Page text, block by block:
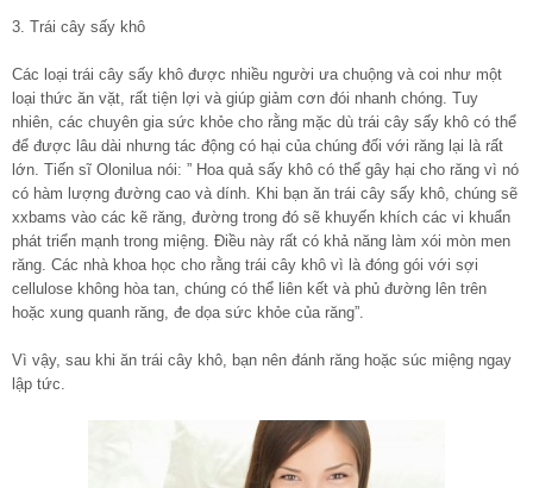
3. Trái cây sấy khô
Các loại trái cây sấy khô được nhiều người ưa chuộng và coi như một
loại thức ăn vặt, rất tiện lợi và giúp giảm cơn đói nhanh chóng. Tuy
nhiên, các chuyên gia sức khỏe cho rằng mặc dù trái cây sấy khô có thể
để được lâu dài nhưng tác động có hại của chúng đối với răng lại là rất
lớn. Tiến sĩ Olonilua nói: ” Hoa quả sấy khô có thể gây hại cho răng vì nó
có hàm lượng đường cao và dính. Khi bạn ăn trái cây sấy khô, chúng sẽ
xxbams vào các kẽ răng, đường trong đó sẽ khuyến khích các vi khuẩn
phát triển mạnh trong miệng. Điều này rất có khả năng làm xói mòn men
răng. Các nhà khoa học cho rằng trái cây khô vì là đóng gói với sợi
cellulose không hòa tan, chúng có thể liên kết và phủ đường lên trên
hoặc xung quanh răng, đe dọa sức khỏe của răng”.
Vì vậy, sau khi ăn trái cây khô, bạn nên đánh răng hoặc súc miệng ngay
lập tức.